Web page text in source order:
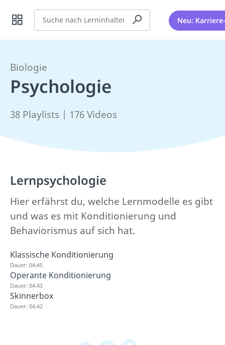
Suche Neu:
Biologie
Psychologie
38 Playlists | 176 Videos
Lernpsychologie
Hier erfährst du, welche Lernmodelle es gibt
und was es mit Konditionierung und
Behaviorismus auf sich hat.
Klassische Konditionierung
Dauer: 04:45
Operante Konditionierung
Dauer: 04:43
Skinnerbox
Dauer: 04:42